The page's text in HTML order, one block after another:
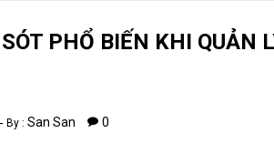
PHỔ BIẾN KHI QUẢN
By : San San 0